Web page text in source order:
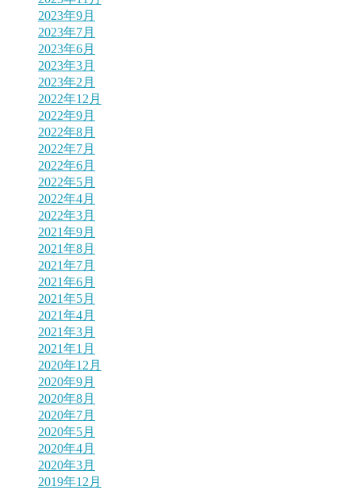
2023年9月
2023年7月
2023年6月
2023年3月
2023年2月
2022年12月
2022年9月
2022年8月
2022年7月
2022年6月
2022年5月
2022年4月
2022年3月
2021年9月
2021年8月
2021年7月
2021年6月
2021年5月
2021年4月
2021年3月
2021年1月
2020年12月
2020年9月
2020年8月
2020年7月
2020年5月
2020年4月
2020年3月
2019年12月